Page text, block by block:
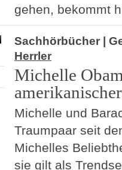
gehen, bekommt
Sachhörbücher |
Herrler
Michelle
Michelle und
Traumpaar seit
Michelles
sie gilt als